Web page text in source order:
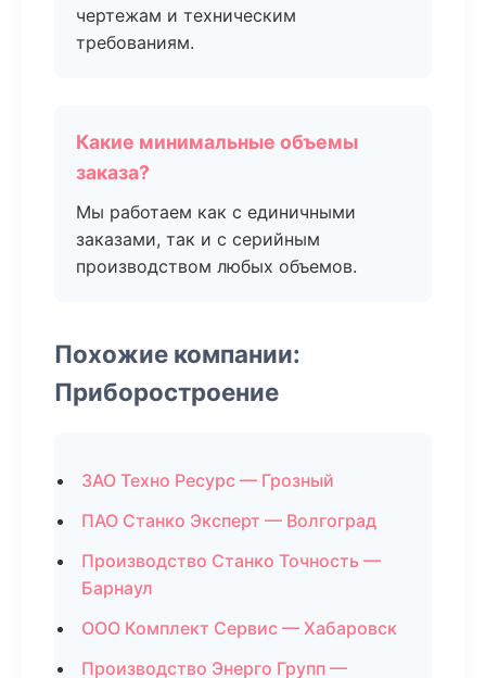
чертежам и техническим
требованиям.
Какие минимальные объемы
заказа?
Мы работаем как с единичными
заказами, так и с серийным
производством любых объемов.
Похожие компании:
Приборостроение
ЗАО Техно Ресурс — Грозный
ПАО Станко Эксперт — Волгоград
Производство Станко Точность —
Барнаул
ООО Комплект Сервис — Хабаровск
Производство Энерго Групп —